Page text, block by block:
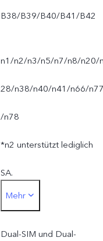
B38/B39/B40/B41/B42
n1/n2/n3/n5/n7/n8/n20/
28/n38/n40/n41/n66/
/n78
*n2 unterstützt lediglich
SA.
*Die Live-
Netzfunktionalität hängt
Mehr
Dual-SIM und Dual-